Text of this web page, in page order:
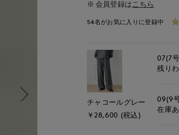
会員登録は こちら
54名がお気に入りに登録中
チャコールグレー
￥28,600 (税込)
07(7
残り
09(9
在庫